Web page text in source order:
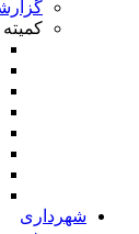
کمیته ها
شهرداری